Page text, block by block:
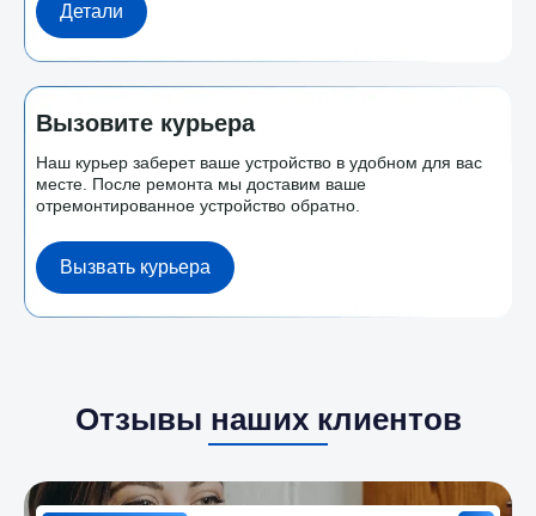
Детали
Вызовите курьера
Наш курьер заберет ваше устройство в удобном для вас
месте. После ремонта мы доставим ваше
отремонтированное устройство обратно.
Вызвать курьера
Отзывы наших клиентов